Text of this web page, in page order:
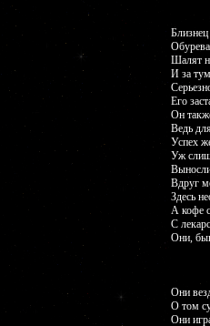
Шалят
И за
Его
Он
Ведь
Успех
Уж
Вдруг
Здесь
А кофе
С
Они,
Они
О том
Они